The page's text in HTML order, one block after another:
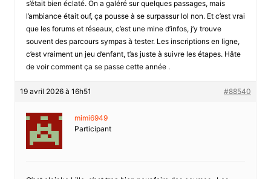
s’était bien éclaté. On a galéré sur quelques passages, mais
l’ambiance était ouf, ça pousse à se surpassur lol non. Et c’est vrai
que les forums et réseaux, c’est une mine d’infos, j’y trouve
souvent des parcours sympas à tester. Les inscriptions en ligne,
c’est vraiment un jeu d’enfant, t’as juste à suivre les étapes. Hâte
de voir comment ça se passe cette année .
19 avril 2026 à 16h51 #88540
mimi6949
Participant